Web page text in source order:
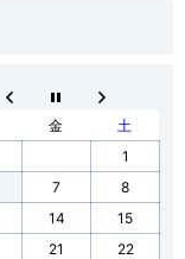
金
土
1
7
8
14
15
21 22